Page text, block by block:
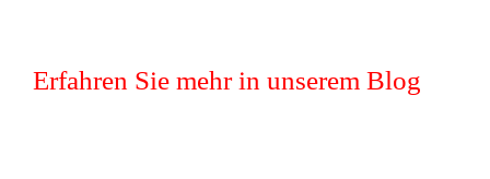
Erfahren Sie mehr in unserem Blog